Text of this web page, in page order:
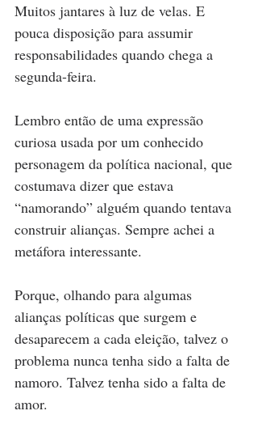
Muitos jantares à luz de velas. E
pouca disposição para assumir
responsabilidades quando chega a
segunda-feira.
Lembro então de uma expressão
curiosa usada por um conhecido
personagem da política nacional, que
costumava dizer que estava
“namorando” alguém quando tentava
construir alianças. Sempre achei a
metáfora interessante.
Porque, olhando para algumas
alianças políticas que surgem e
desaparecem a cada eleição, talvez o
problema nunca tenha sido a falta de
namoro. Talvez tenha sido a falta de
amor.